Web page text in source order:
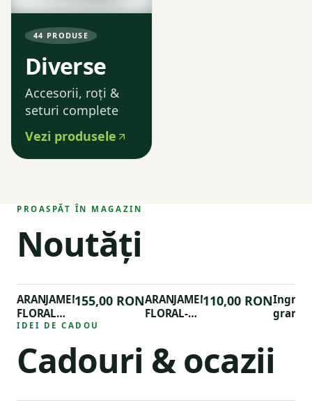
44 PRODUSE
Diverse
Accesorii, roți &
seturi complete
Vezi produsele
PROASPĂT ÎN MAGAZIN
Noutăți
ARANJAMENT
FLORAL
PHALAENOPSIS
155,00 RONARANJAMENT
FLORAL-
110,00 RON
pentru
IDEI DE CADOU
Cadouri & ocazii